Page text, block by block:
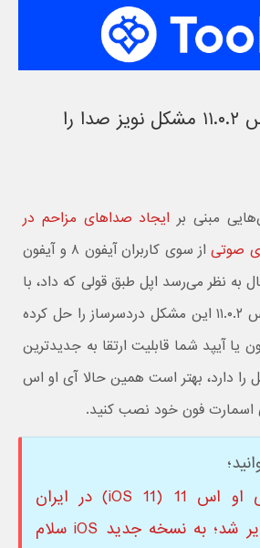
آپدیت آی او اس ۱۱.۰.۲ مشکل نویز صدا را
مبنی بر ایجاد صداهای مزاحم در
صوتی
از سوی کاربران آیفون ۸ و آیفون
به نظر می‌رسد اپل طبق قولی که داد، با
انتشار آپدیت آی او اس ۱۱.۰.۲ این مشکل دردسرساز را حل کرده
یا آیپد شما قابلیت ارتقا به جدیدترین
دارد، بهتر است همین حالا آی او اس
دانلود آی او اس 11 (iOS 11) در ایران
امکان پذیر شد؛ به نسخه جدید iOS سلام